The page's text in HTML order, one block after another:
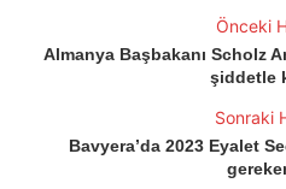
Önceki
Almanya Başbakanı Scholz
şiddetle
Sonraki
Bavyera’da 2023 Eyalet